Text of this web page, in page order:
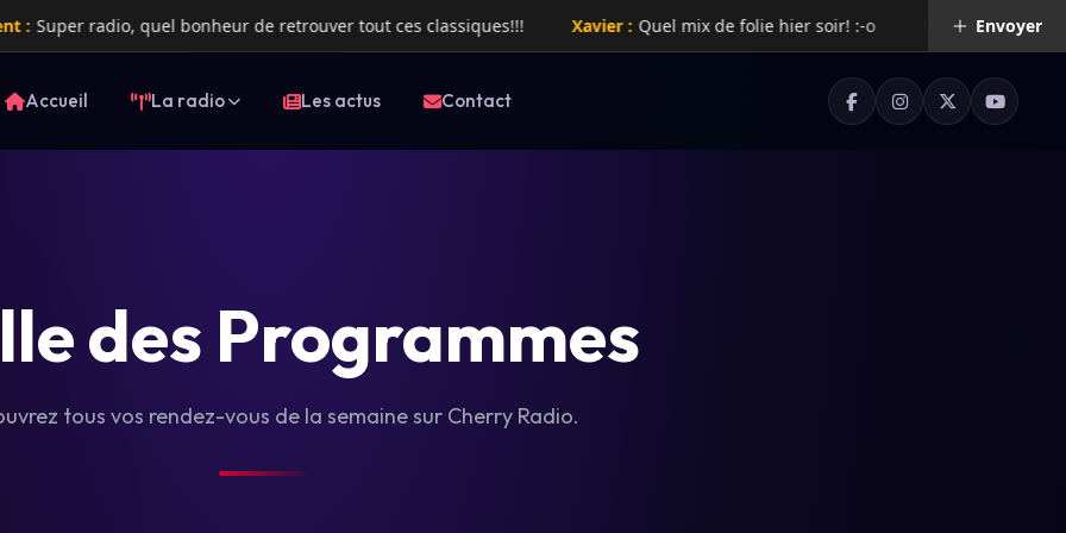
radio, quel bonheur de retrouver tout ces classiques!!! Xavier : Quel mix de folie hier soir! :-o Rachelle : Super radio !
Envoyer
Accueil La radio Les actus Contact
des Programmes
tous vos rendez-vous de la semaine sur Cherry Radio.